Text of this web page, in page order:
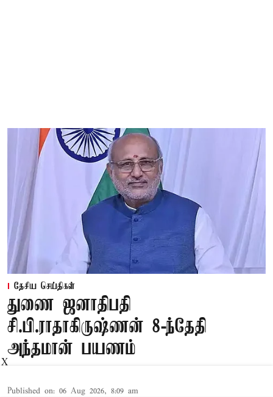
தேசிய செய்திகள்
துணை ஜனாதிபதி
சி.பி.ராதாகிருஷ்ணன் 8-ந்தேதி
அந்தமான் பயணம்
Published on: 06 Aug 2026, 8:09 am
X